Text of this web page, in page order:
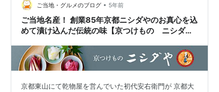
ご当地・グルメのブログ • 5年前
ご当地名産！ 創業85年京都ニシダやのお真心を込
めて漬け込んだ伝統の味【京つけもの ニシダ
京都東山にて乾物屋を営んでいた初代安右衛門が 京都大